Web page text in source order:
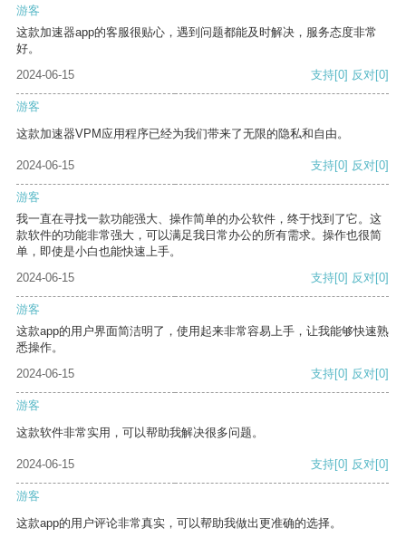
游客
这款加速器app的客服很贴心，遇到问题都能及时解决，服务态度非常
好。
2024-06-15
支持[0] 反对[0]
游客
这款加速器VPM应用程序已经为我们带来了无限的隐私和自由。
2024-06-15 支持[0] 反对[0]
游客
我一直在寻找一款功能强大、操作简单的办公软件，终于找到了它。这
款软件的功能非常强大，可以满足我日常办公的所有需求。操作也很简
单，即使是小白也能快速上手。
2024-06-15
支持[0] 反对[0]
游客
这款app的用户界面简洁明了，使用起来非常容易上手，让我能够快速熟
悉操作。
2024-06-15
支持[0] 反对[0]
游客
这款软件非常实用，可以帮助我解决很多问题。
2024-06-15 支持[0] 反对[0]
游客
这款app的用户评论非常真实，可以帮助我做出更准确的选择。